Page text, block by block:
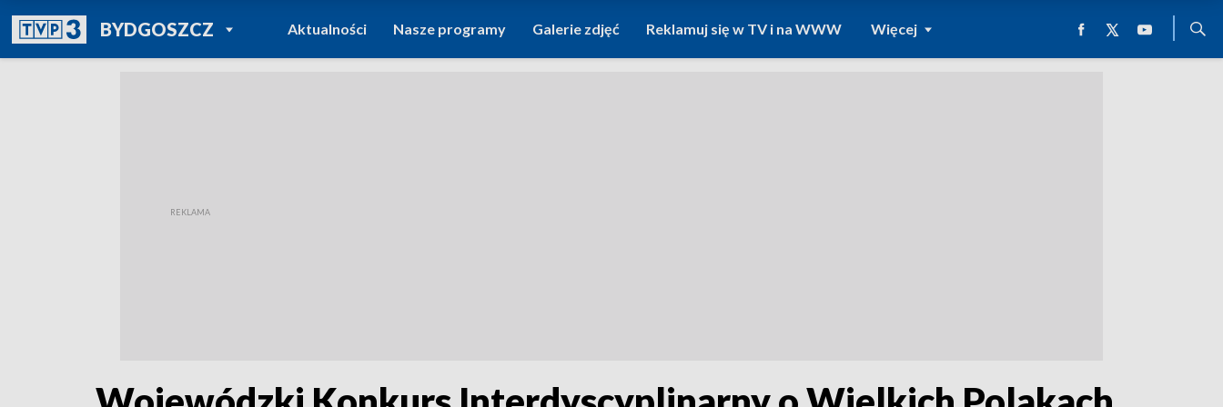
BYDGOSZCZPOWRÓT DO
TVP REGIONY
Aktualności Nasze programy Galerie zdjęć Reklamuj się w TV i na WWW Więcej